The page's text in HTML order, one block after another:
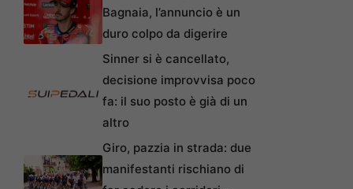
Bagnaia, l’annuncio è un
duro colpo da digerire
Sinner si è cancellato,
decisione improvvisa poco
fa: il suo posto è già di un
altro
Giro, pazzia in strada: due
manifestanti rischiano di